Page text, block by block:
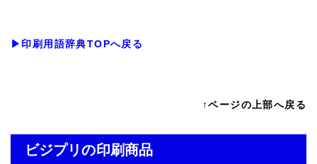
▶印刷用語辞典TOPへ戻る
↑ページの上部へ戻る
ビジプリの印刷商品